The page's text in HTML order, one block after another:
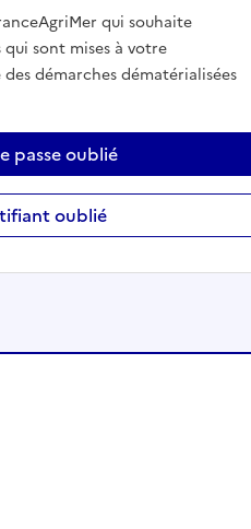
qui souhaite
sont mises à votre
démarches dématérialisées
passe oublié
oublié